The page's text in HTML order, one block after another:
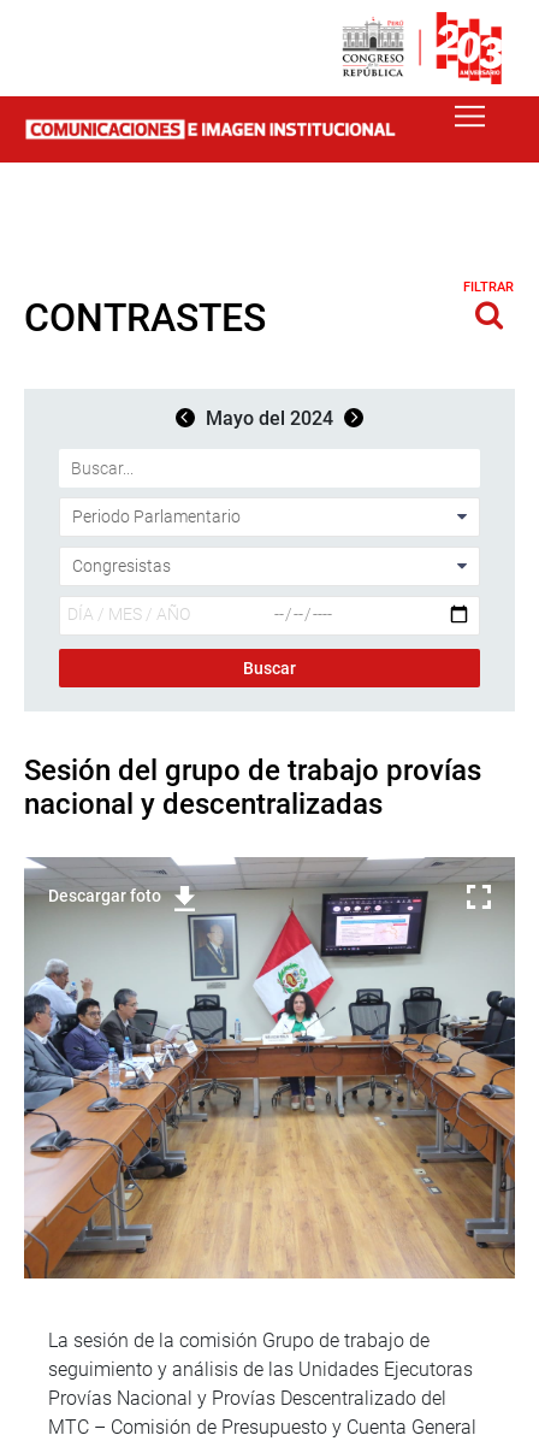
CONTRASTES
FILTRAR
Mayo del 2024
Sesión del grupo de trabajo provías
nacional y descentralizadas
Descargar foto
La sesión de la comisión Grupo de trabajo de
seguimiento y análisis de las Unidades Ejecutoras
Provías Nacional y Provías Descentralizado del
MTC – Comisión de Presupuesto y Cuenta General